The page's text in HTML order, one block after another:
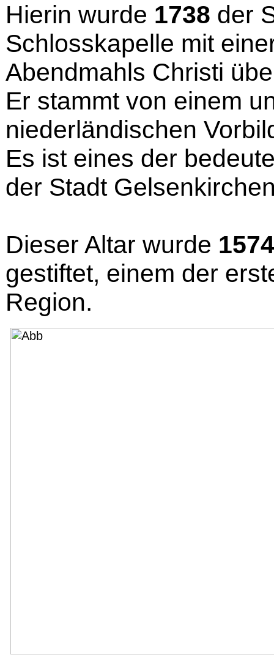
Hierin wurde 1738 der
Schlosskapelle mit
Abendmahls Christi
Er stammt von einem
niederländischen
Es ist eines der
der Stadt
Dieser Altar wurde 1574
gestiftet, einem der
Region.